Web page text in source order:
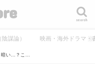
search
謀論） 映画・海外ドラマ・